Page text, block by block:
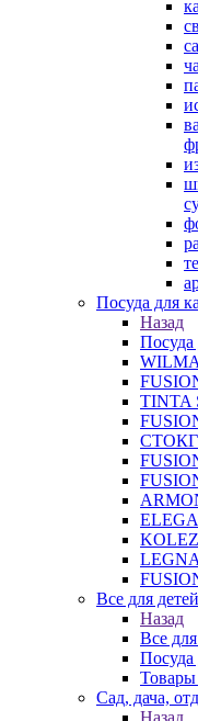
Посуда для
Назад
Посуда
TINTA
LEGNA
Все для детей
Назад
Все
Посуда
Товары
Сад, дача,
Назад